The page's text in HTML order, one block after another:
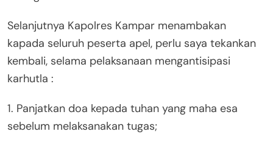
Selanjutnya Kapolres Kampar menambakan
kapada seluruh peserta apel, perlu saya tekankan
kembali, selama pelaksanaan mengantisipasi
karhutla :
1. Panjatkan doa kepada tuhan yang maha esa
sebelum melaksanakan tugas;